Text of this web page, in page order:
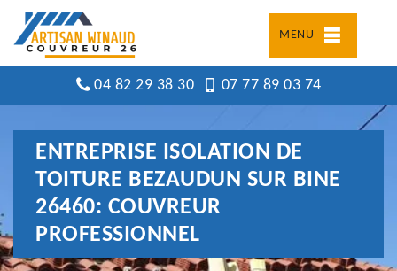
MENU
04 82 29 38 30 07 77 89 03 74
ENTREPRISE ISOLATION DE
TOITURE BEZAUDUN SUR BINE
26460: COUVREUR
PROFESSIONNEL